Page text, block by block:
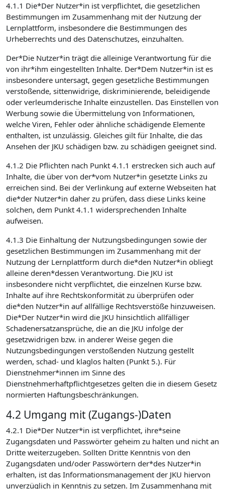
4.1.1 Die*Der Nutzer*in ist verpflichtet, die gesetzlichen
Bestimmungen im Zusammenhang mit der Nutzung der
Lernplattform, insbesondere die Bestimmungen des
Urheberrechts und des Datenschutzes, einzuhalten.
Der*Die Nutzer*in trägt die alleinige Verantwortung für die
von ihr*ihm eingestellten Inhalte. Der*Dem Nutzer*in ist es
insbesondere untersagt, gegen gesetzliche Bestimmungen
verstoßende, sittenwidrige, diskriminierende, beleidigende
oder verleumderische Inhalte einzustellen. Das Einstellen von
Werbung sowie die Übermittelung von Informationen,
welche Viren, Fehler oder ähnliche schädigende Elemente
enthalten, ist unzulässig. Gleiches gilt für Inhalte, die das
Ansehen der JKU schädigen bzw. zu schädigen geeignet sind.
4.1.2 Die Pflichten nach Punkt 4.1.1 erstrecken sich auch auf
Inhalte, die über von der*vom Nutzer*in gesetzte Links zu
erreichen sind. Bei der Verlinkung auf externe Webseiten hat
die*der Nutzer*in daher zu prüfen, dass diese Links keine
solchen, dem Punkt 4.1.1 widersprechenden Inhalte
aufweisen.
4.1.3 Die Einhaltung der Nutzungsbedingungen sowie der
gesetzlichen Bestimmungen im Zusammenhang mit der
Nutzung der Lernplattform durch die*den Nutzer*in obliegt
alleine deren*dessen Verantwortung. Die JKU ist
insbesondere nicht verpflichtet, die einzelnen Kurse bzw.
Inhalte auf ihre Rechtskonformität zu überprüfen oder
die*den Nutzer*in auf allfällige Rechtsverstöße hinzuweisen.
Die*Der Nutzer*in wird die JKU hinsichtlich allfälliger
Schadenersatzansprüche, die an die JKU infolge der
gesetzwidrigen bzw. in anderer Weise gegen die
Nutzungsbedingungen verstoßenden Nutzung gestellt
werden, schad- und klaglos halten (Punkt 5.). Für
Dienstnehmer*innen im Sinne des
Dienstnehmerhaftpflichtgesetzes gelten die in diesem Gesetz
normierten Haftungsbeschränkungen.
4.2 Umgang mit (Zugangs-)Daten
4.2.1 Die*Der Nutzer*in ist verpflichtet, ihre*seine
Zugangsdaten und Passwörter geheim zu halten und nicht an
Dritte weiterzugeben. Sollten Dritte Kenntnis von den
Zugangsdaten und/oder Passwörtern der*des Nutzer*in
erhalten, ist das Informationsmanagement der JKU hiervon
unverzüglich in Kenntnis zu setzen. Im Zusammenhang mit